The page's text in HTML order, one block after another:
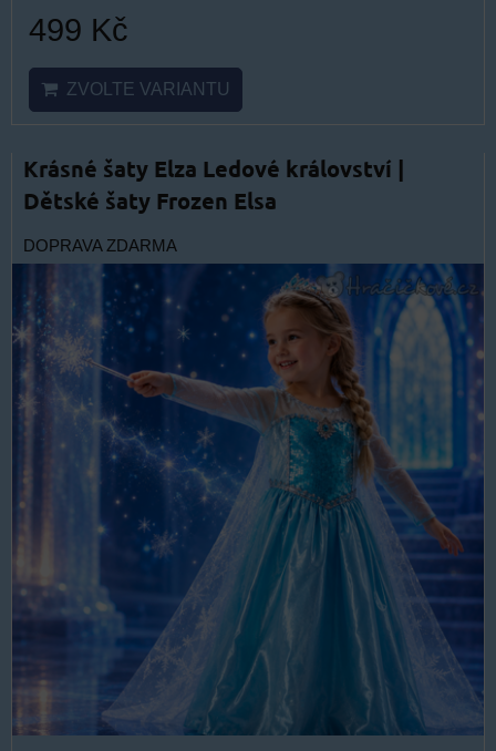
499 Kč
ZVOLTE VARIANTU
Krásné šaty Elza Ledové království |
Dětské šaty Frozen Elsa
DOPRAVA ZDARMA